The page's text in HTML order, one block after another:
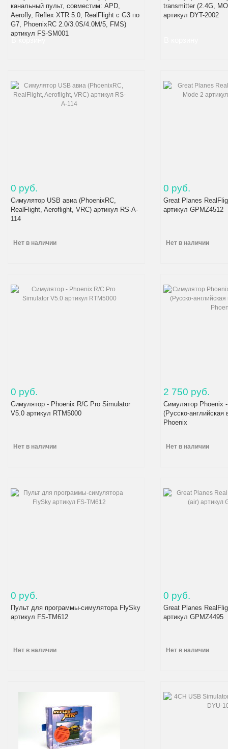
канальный пульт, совместим: APD,
Aerofly, Reflex XTR 5.0, RealFlight c G3 по
G7, PhoenixRC 2.0/3.0S/4.0M/5, FMS)
артикул FS-SM001
transmitter (2.4G,
артикул DYT-2002
0 руб.
Симулятор USB авиа (PhoenixRC,
RealFlight, Aeroflight, VRC) артикул RS-A-
114
Нет в наличии
0 руб.
Great Planes
артикул GPMZ4512
Нет в наличии
0 руб.
Симулятор - Phoenix R/C Pro Simulator
V5.0 артикул RTM5000
Нет в наличии
2 750 руб.
Симулятор Phoenix
(Русско-английская
Phoenix
Нет в наличии
0 руб.
Пульт для программы-симулятора FlySky
артикул FS-TM612
Нет в наличии
0 руб.
Great Planes
артикул GPMZ4495
Нет в наличии